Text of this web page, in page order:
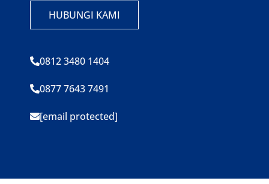
HUBUNGI KAMI
0812 3480 1404
0877 7643 7491
[email protected]